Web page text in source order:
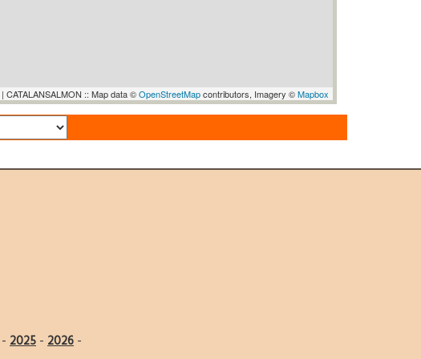
| CATALANSALMON :: Map data ©OpenStreetMapcontributors, Imagery ©Mapbox
- 2025 - 2026 -